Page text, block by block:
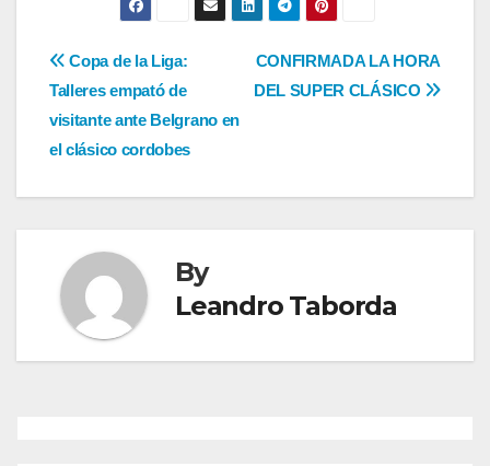
Navegación
de
entradas
CONFIRMADA LA HORA
DEL SUPER CLÁSICO
Copa de la Liga:
Talleres empató de
visitante ante Belgrano en
el clásico cordobes
By
Leandro Taborda